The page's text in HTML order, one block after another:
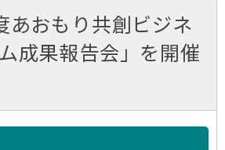
あおもり共創ビジネ
成果報告会」を開催